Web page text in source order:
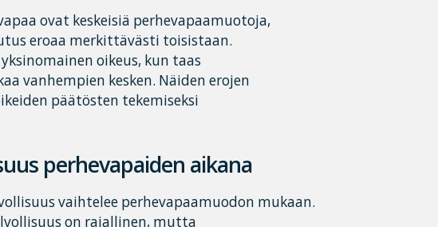
ovat keskeisiä perhevapaamuotoja,
eroaa merkittävästi toisistaan.
oikeus, kun taas
vanhempien kesken. Näiden erojen
päätösten tekemiseksi
perhevapaiden aikana
vaihtelee perhevapaamuodon mukaan.
on rajallinen, mutta